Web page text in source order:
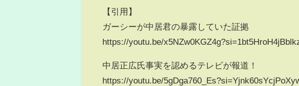
【引用】
ガーシーが中居君の暴露していた証拠
https://youtu.be/
中居正広氏事実を認めるテレビが報道！
https://youtu.be/